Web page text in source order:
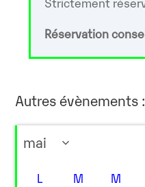
Réservation
Autres évènements :
L M M